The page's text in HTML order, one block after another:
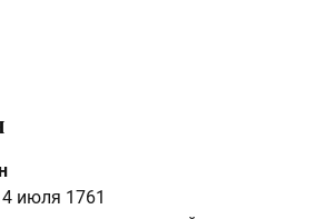
июля 1761